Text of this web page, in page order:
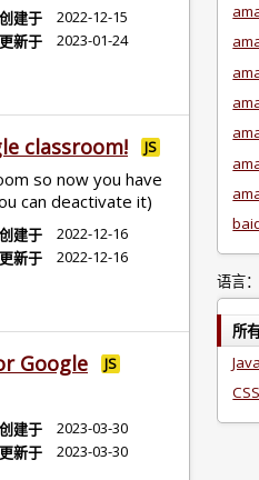
创建于
2022-12-15
更新于
2023-01-24
classroom! JS
so now you have
can deactivate it)
创建于
2022-12-16
更新于
2022-12-16
Google JS
创建于
2023-03-30
更新于
2023-03-30
语言：
所